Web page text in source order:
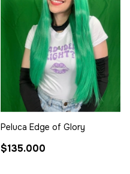
Peluca Edge of Glory
$135.000